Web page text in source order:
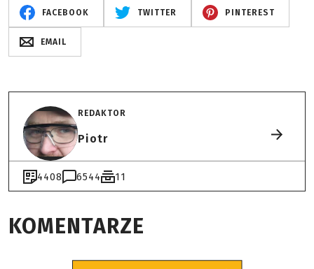
FACEBOOK TWITTER PINTEREST
EMAIL
REDAKTOR
Piotr
4408 6544 11
KOMENTARZE